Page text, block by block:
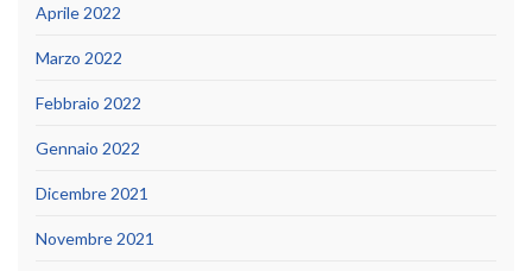
Aprile 2022
Marzo 2022
Febbraio 2022
Gennaio 2022
Dicembre 2021
Novembre 2021